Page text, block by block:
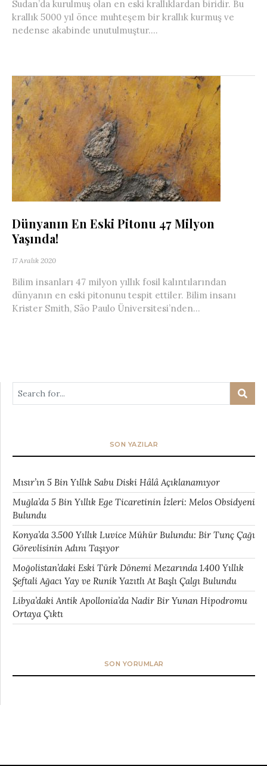
Sudan’da kurulmuş olan en eski krallıklardan biridir. Bu
krallık 5000 yıl önce muhteşem bir krallık kurmuş ve
nedense akabinde unutulmuştur....
Dünyanın En Eski Pitonu 47 Milyon
Yaşında!
17 Aralık 2020
Bilim insanları 47 milyon yıllık fosil kalıntılarından
dünyanın en eski pitonunu tespit ettiler. Bilim insanı
Krister Smith, São Paulo Üniversitesi’nden...
SON YAZILAR
Mısır’ın 5 Bin Yıllık Sabu Diski Hâlâ Açıklanamıyor
Muğla’da 5 Bin Yıllık Ege Ticaretinin İzleri: Melos Obsidyeni
Bulundu
Konya’da 3.500 Yıllık Luvice Mühür Bulundu: Bir Tunç Çağı
Görevlisinin Adını Taşıyor
Moğolistan’daki Eski Türk Dönemi Mezarında 1.400 Yıllık
Şeftali Ağacı Yay ve Runik Yazıtlı At Başlı Çalgı Bulundu
Libya’daki Antik Apollonia’da Nadir Bir Yunan Hipodromu
Ortaya Çıktı
SON YORUMLAR